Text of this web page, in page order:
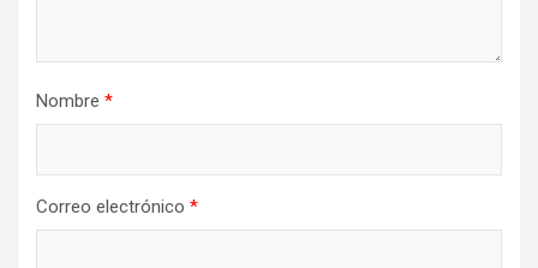
Nombre *
Correo electrónico *